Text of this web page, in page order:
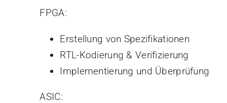
FPGA:
Erstellung von Spezifikationen
RTL-Kodierung & Verifizierung
Implementierung und Überprüfung
ASIC: